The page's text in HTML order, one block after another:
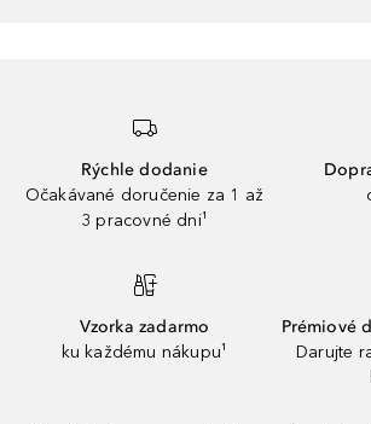
Rýchle dodanie
Očakávané doručenie za 1 až
3 pracovné dni¹
Vzorka zadarmo
ku každému nákupu¹
Prémiové
Darujte